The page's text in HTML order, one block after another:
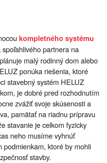
kompletného systému
partnera na
malý rodinný dom alebo
ponúka riešenia, ktoré
stavebný systém HELUZ
je dobré pred rozhodnutím
zvážiť svoje skúsenosti a
pamätať na riadnu prípravu
stavanie je celkom fyzicky
neho musíme vyhnúť
podmienkam, ktoré by mohli
stavby.